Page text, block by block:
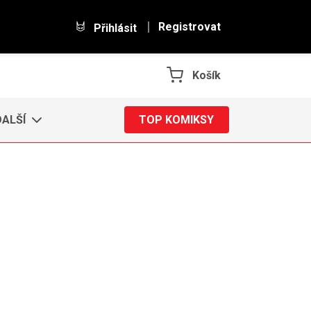
Přihlásit Registrovat
Košík
TOP KOMIKSY